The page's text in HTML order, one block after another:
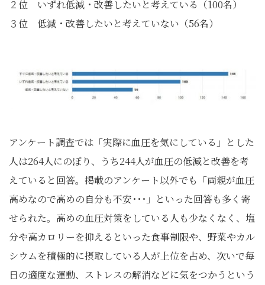
２位 いずれ低減・改善したいと考えている（100名）
３位 低減・改善したいと考えていない（56名）
アンケート調査では「実際に血圧を気にしている」とした
人は264人にのぼり、うち244人が血圧の低減と改善を考
えていると回答。掲載のアンケート以外でも「両親が血圧
高めなので高めの自分も不安･･･」といった回答も多く寄
せられた。高めの血圧対策をしている人も少なくなく、塩
分や高カロリーを抑えるといった食事制限や、野菜やカル
シウムを積極的に摂取している人が上位を占め、次いで毎
日の適度な運動、ストレスの解消などに気をつかうという